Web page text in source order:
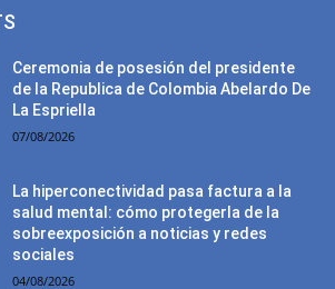
Ceremonia de posesión del presidente
de la Republica de Colombia Abelardo De
La Espriella
07/08/2026
La hiperconectividad pasa factura a la
salud mental: cómo protegerla de la
sobreexposición a noticias y redes
sociales
04/08/2026